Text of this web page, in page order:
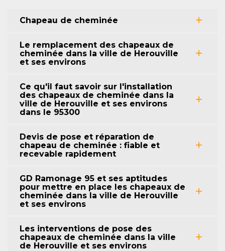
Chapeau de cheminée
Le remplacement des chapeaux de
cheminée dans la ville de Herouville
et ses environs
Ce qu'il faut savoir sur l'installation
des chapeaux de cheminée dans la
ville de Herouville et ses environs
dans le 95300
Devis de pose et réparation de
chapeau de cheminée : fiable et
recevable rapidement
GD Ramonage 95 et ses aptitudes
pour mettre en place les chapeaux de
cheminée dans la ville de Herouville
et ses environs
Les interventions de pose des
chapeaux de cheminée dans la ville
de Herouville et ses environs